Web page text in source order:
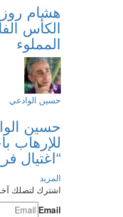
هشام
الكأس
المملوء
حسين الوادعي
حسين
للإرهاب
“اغتيال
المزيد
اشترك لتصلك آخر
Email